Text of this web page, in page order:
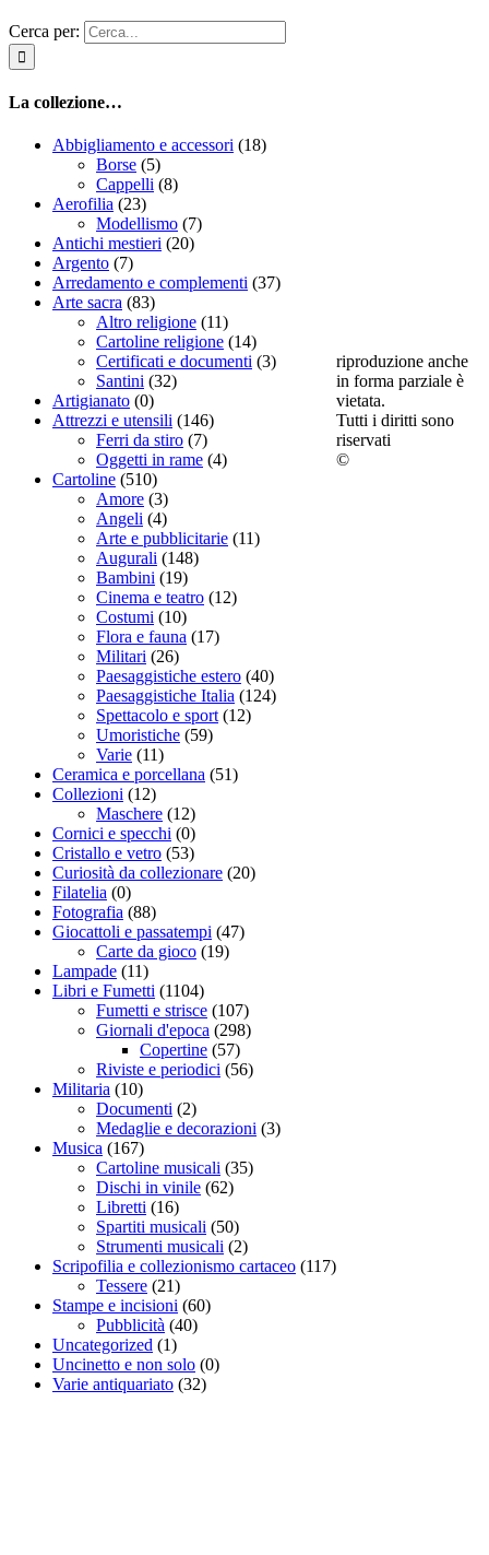
Cerca per:
La collezione…
Abbigliamento e accessori (18)
Borse (5)
Cappelli (8)
Aerofilia (23)
Modellismo (7)
Antichi mestieri (20)
Argento (7)
Arredamento e complementi (37)
Arte sacra (83)
Altro religione (11)
Cartoline religione (14)
Certificati e documenti (3)
Santini (32)
Artigianato (0)
Attrezzi e utensili (146)
Ferri da stiro (7)
Oggetti in rame (4)
Cartoline (510)
Amore (3)
Angeli (4)
Arte e pubblicitarie (11)
Augurali (148)
Bambini (19)
Cinema e teatro (12)
Costumi (10)
Flora e fauna (17)
Militari (26)
Paesaggistiche estero (40)
Paesaggistiche Italia (124)
Spettacolo e sport (12)
Umoristiche (59)
Varie (11)
Ceramica e porcellana (51)
Collezioni (12)
Maschere (12)
Cornici e specchi (0)
Cristallo e vetro (53)
Curiosità da collezionare (20)
Filatelia (0)
Fotografia (88)
Giocattoli e passatempi (47)
Carte da gioco (19)
Lampade (11)
Libri e Fumetti (1104)
Fumetti e strisce (107)
Giornali d'epoca (298)
Copertine (57)
Riviste e periodici (56)
Militaria (10)
Documenti (2)
Medaglie e decorazioni (3)
Musica (167)
Cartoline musicali (35)
Dischi in vinile (62)
Libretti (16)
Spartiti musicali (50)
Strumenti musicali (2)
Scripofilia e collezionismo cartaceo (117)
Tessere (21)
Stampe e incisioni (60)
Pubblicità (40)
Uncategorized (1)
Uncinetto e non solo (0)
Varie antiquariato (32)
riproduzione anche
in forma parziale è
vietata.
Tutti i diritti sono
riservati
©